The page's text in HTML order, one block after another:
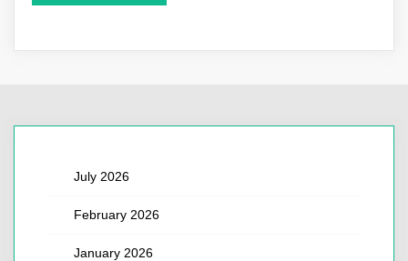
July 2026
February 2026
January 2026